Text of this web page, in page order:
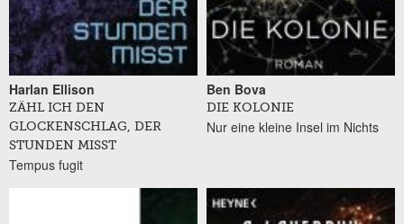
Harlan Ellison
ZÄHL ICH DEN
GLOCKENSCHLAG, DER
STUNDEN MISST
Tempus fugit
Ben Bova
DIE KOLONIE
Nur eine kleine Insel im Nichts